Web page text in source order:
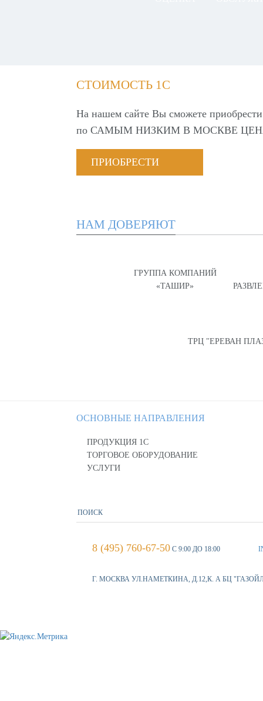
СТОИМОСТЬ 1С
На нашем сайте Вы сможете
по САМЫМ НИЗКИМ В МОСКВЕ
ПРИОБРЕСТИ
НАМ ДОВЕРЯЮТ
ГРУППА КОМПАНИЙ
«ТАШИР»
ТРЦ "ЕРЕВАН
ОСНОВНЫЕ НАПРАВЛЕНИЯ
ПРОДУКЦИЯ 1С
ТОРГОВОЕ ОБОРУДОВАНИЕ
УСЛУГИ
8 (495) 760-67-50 С 9:00 ДО 18:00
Г. МОСКВА УЛ.НАМЕТКИНА, Д.12,К. А БЦ